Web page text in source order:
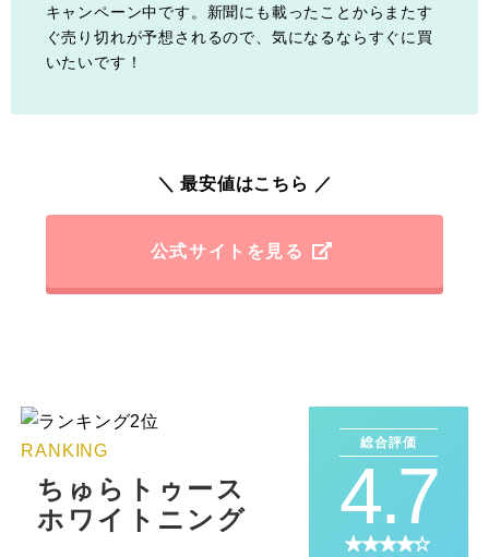
キャンペーン中です。新聞にも載ったことからまたす
ぐ売り切れが予想されるので、気になるならすぐに買
いたいです！
＼ 最安値はこちら ／
公式サイトを見る
RANKING
ちゅらトゥース
ホワイトニング
総合評価
4.7